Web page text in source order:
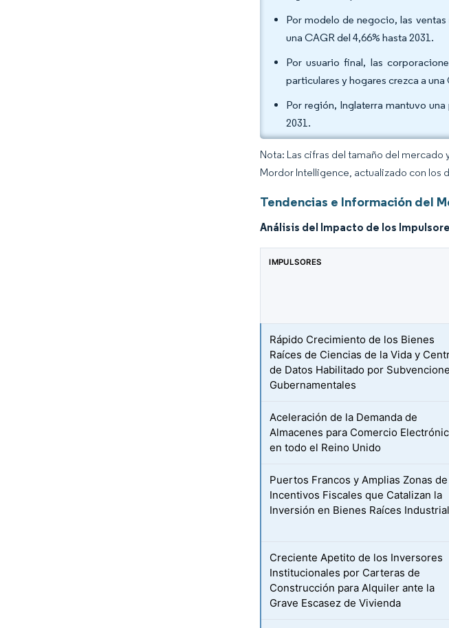
Por modelo de negocio, las
una CAGR del 4,66% hasta 2031.
Por usuario final, las
particulares y hogares crezca a una
Por región, Inglaterra mantuvo
2031.
Nota: Las cifras del tamaño del
Mordor Intelligence, actualizado con los
Tendencias e Información del
Análisis del Impacto de los
IMPULSORES
Rápido Crecimiento de los Bienes
Raíces de Ciencias de la Vida y
de Datos Habilitado por
Gubernamentales
Aceleración de la Demanda de
Almacenes para Comercio
en todo el Reino Unido
Puertos Francos y Amplias Zonas de
Incentivos Fiscales que Catalizan la
Inversión en Bienes Raíces
Creciente Apetito de los Inversores
Institucionales por Carteras de
Construcción para Alquiler ante la
Grave Escasez de Vivienda